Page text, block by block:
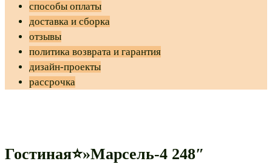
способы оплаты
доставка и сборка
отзывы
политика возврата и гарантия
дизайн-проекты
рассрочка
Гостиная⭐»Марсель-4 248″